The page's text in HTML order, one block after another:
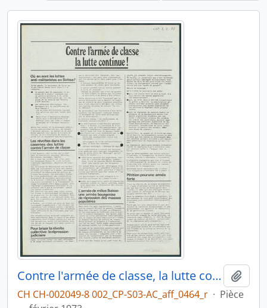
Contre l'armée de classe, la lutte continue
CH CH-002049-8 002_CP-S03-AC_aff_0464_r · Pièce